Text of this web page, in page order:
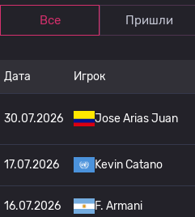
Все Пришли
Дата Игрок
30.07.2026 Jose Arias Juan
17.07.2026 Kevin Catano
16.07.2026 F. Armani